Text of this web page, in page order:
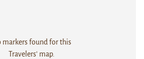
markers found for this
Travelers' map.